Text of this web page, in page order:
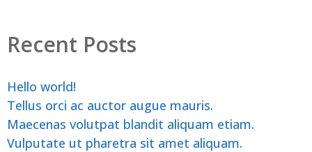
Recent Posts
Hello world!
Tellus orci ac auctor augue mauris.
Maecenas volutpat blandit aliquam etiam.
Vulputate ut pharetra sit amet aliquam.